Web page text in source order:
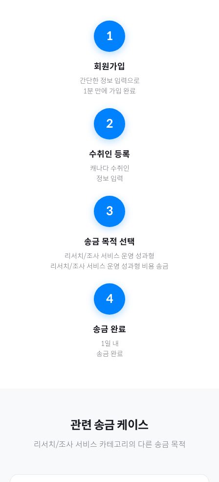
1
회원가입
간단한 정보 입력으로
1분 만에 가입 완료
2
수취인 등록
캐나다수취인
정보 입력
3
송금 목적 선택
리서치/조사 서비스 운영 성과형
리서치/조사 서비스 운영 성과형 비용 송금
4
송금 완료
1일 내
송금 완료
관련 송금 케이스
리서치/조사 서비스 카테고리의 다른 송금 목적